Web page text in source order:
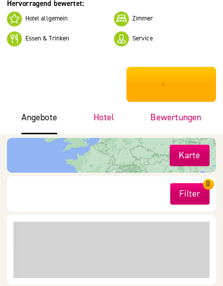
Hervorragend bewertet:
Hotel allgemein Zimmer
Essen & Trinken Service
***************
Angebote Hotel Bewertungen
Karte
Filter
0